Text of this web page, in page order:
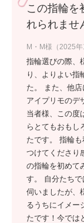
この指輪を
れられませ
M・M様（2025年
指輪選びの際、
り、よりよい指
た。 また、他
アイプリモのデ
当者様、この度
らとてもおもし
たです。 指輪
つけてくださり
の指輪を初めて
す。 自分たち
伺いましたが、
るうちにイメー
たです！今では